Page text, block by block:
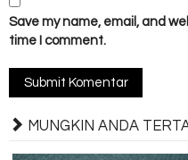
Save my name, email, and
time I comment.
MUNGKIN ANDA